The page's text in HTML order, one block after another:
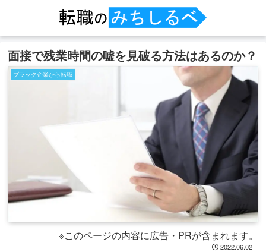
面接で残業時間の嘘を見破る方法はあるのか？
ブラック企業から転職
※このページの内容に広告・PRが含まれます。
2022.06.02